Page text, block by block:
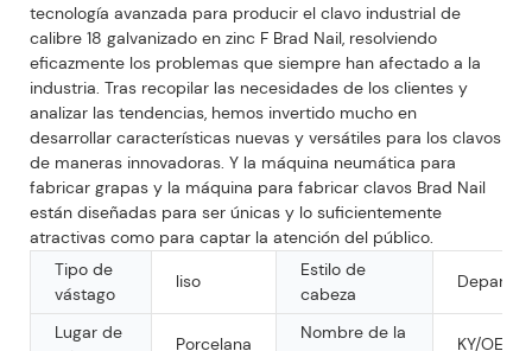
tecnología avanzada para producir el clavo industrial de
calibre 18 galvanizado en zinc F Brad Nail, resolviendo
eficazmente los problemas que siempre han afectado a la
industria. Tras recopilar las necesidades de los clientes y
analizar las tendencias, hemos invertido mucho en
desarrollar características nuevas y versátiles para los clavos
de maneras innovadoras. Y la máquina neumática para
fabricar grapas y la máquina para fabricar clavos Brad Nail
están diseñadas para ser únicas y lo suficientemente
atractivas como para captar la atención del público.
Tipo de
vástago
liso
Estilo de
cabeza
Lugar de
Porcelana
Nombre de la
KY/OEM